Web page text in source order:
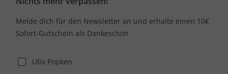
Melde dich für den Newsletter an und erhalte einen 10€
Sofort-Gutschein als Dankeschön
Ulla Popken